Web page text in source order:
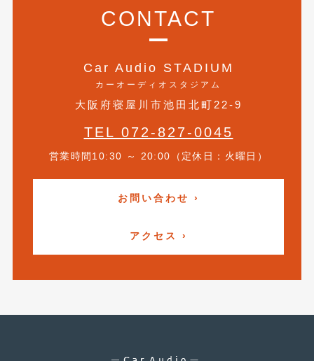
CONTACT
Car Audio STADIUM
カーオーディオスタジアム
大阪府寝屋川市池田北町22-9
TEL 072-827-0045
営業時間10:30 ～ 20:00（定休日：火曜日）
お問い合わせ ›
アクセス ›